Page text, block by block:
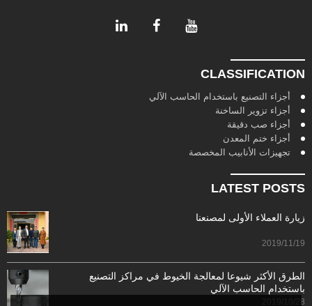
CLASSIFICATION
أجزاء التصنيع باستخدام الحاسب الآلي
أجزاء تزوير الساخنة
أجزاء صب دقيقة
أجزاء ختم المعدن
تجهيزات الأنابيب المخصصة
LATEST POSTS
زيارة العملاء الأولى لمصنعنا
2019/11/19
الطرق الأكثر شيوعا لمعالجة الخيوط في مراكز التصنيع
باستخدام الحاسب الآلي
2019/10/28